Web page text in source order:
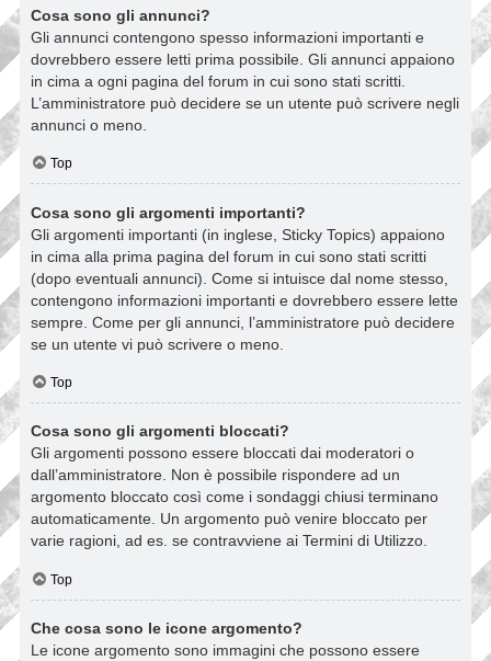
Cosa sono gli annunci?
Gli annunci contengono spesso informazioni importanti e
dovrebbero essere letti prima possibile. Gli annunci appaiono
in cima a ogni pagina del forum in cui sono stati scritti.
L’amministratore può decidere se un utente può scrivere negli
annunci o meno.
Top
Cosa sono gli argomenti importanti?
Gli argomenti importanti (in inglese, Sticky Topics) appaiono
in cima alla prima pagina del forum in cui sono stati scritti
(dopo eventuali annunci). Come si intuisce dal nome stesso,
contengono informazioni importanti e dovrebbero essere lette
sempre. Come per gli annunci, l’amministratore può decidere
se un utente vi può scrivere o meno.
Top
Cosa sono gli argomenti bloccati?
Gli argomenti possono essere bloccati dai moderatori o
dall’amministratore. Non è possibile rispondere ad un
argomento bloccato così come i sondaggi chiusi terminano
automaticamente. Un argomento può venire bloccato per
varie ragioni, ad es. se contravviene ai Termini di Utilizzo.
Top
Che cosa sono le icone argomento?
Le icone argomento sono immagini che possono essere